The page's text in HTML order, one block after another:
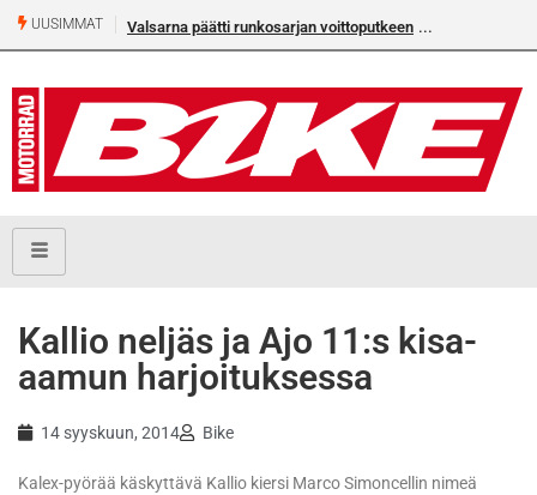
UUSIMMAT Valsarna päätti runkosarjan voittoputkeen
Kallio neljäs ja Ajo 11:s kisa-
aamun harjoituksessa
14 syyskuun, 2014 Bike
Kalex-pyörää käskyttävä Kallio kiersi Marco Simoncellin nimeä